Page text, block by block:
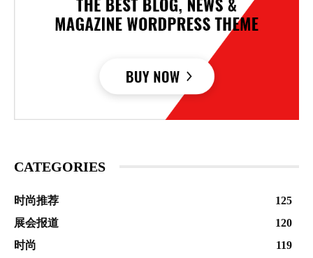
CATEGORIES
时尚推荐
125
展会报道
120
时尚
119